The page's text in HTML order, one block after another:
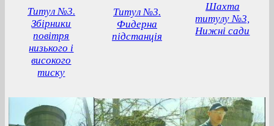
Титул №3.
Збірники
повітря
низького і
високого
тиску
Титул №3.
Фидерна
підстанція
Шахта
титулу №3,
Нижні сади